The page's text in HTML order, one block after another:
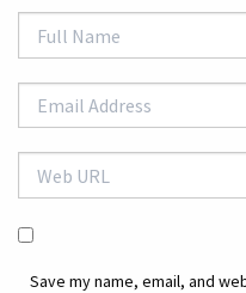
Save my name, email, and